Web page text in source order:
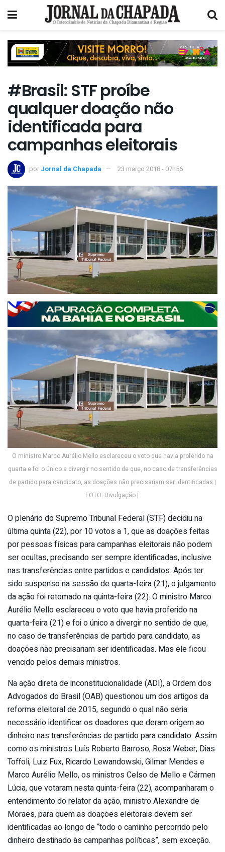
#Brasil: STF proíbe
qualquer doação não
identificada para
campanhas eleitorais
por Jornal da Chapada 23 março 2018 - 07h56
O ministro Marco Aurélio Mello esclareceu o voto que havia proferido na
quarta e foi o único a divergir no sentido de que, no caso de transferências
de partido para candidato, as doações não precisariam ser identificadas |
FOTO: Divulgação |
O plenário do Supremo Tribunal Federal (STF) decidiu na
última quinta (22), por 10 votos a 1, que as doações feitas
por pessoas físicas para campanhas eleitorais não podem
ser ocultas, precisando ser sempre identificadas, inclusive
nas transferências entre partidos e candidatos. Após ter
sido suspenso na sessão de quarta-feira (21), o julgamento
da ação foi retomado na quinta-feira (22). O ministro Marco
Aurélio Mello esclareceu o voto que havia proferido na
quarta-feira (21) e foi o único a divergir no sentido de que,
no caso de transferências de partido para candidato, as
doações não precisariam ser identificadas. Mas ele ficou
vencido pelos demais ministros.
Na ação direta de inconstitucionalidade (ADI), a Ordem dos
Advogados do Brasil (OAB) questionou um dos artigos da
reforma eleitoral de 2015, segundo o qual não seria
necessário identificar os doadores que deram origem ao
dinheiro nas transferências de partido para candidato. Assim
como os ministros Luís Roberto Barroso, Rosa Weber, Dias
Toffoli, Luiz Fux, Ricardo Lewandowski, Gilmar Mendes e
Marco Aurélio Mello, os ministros Celso de Mello e Cármen
Lúcia, que votaram nesta quinta-feira (22), acompanharam o
entendimento do relator da ação, ministro Alexandre de
Moraes, para quem as doações eleitorais devem ser
identificadas ao longo de “todo o caminho percorrido pelo
dinheiro destinado às campanhas políticas”, sem exceção.